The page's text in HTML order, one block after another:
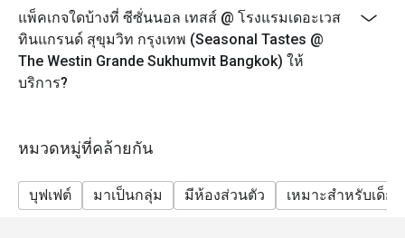
เวลาเพื่อรับส่วนลดสูงสุด 50% สำหรับค่าอาหาร
หากคุณกำลังมองหาประสบการณ์บุฟเฟ่ต์ที่หรูหราและเต็ม
ไปด้วยรสชาติระดับโลก Seasonal Tastes คือตัวเลือกที่ไม่
อาหารเช้า: 850++
ราคาเด็ก:
อายุ 0–5 ปี: ฟรี
สำคัญ: ส่วนลด Eatigo ไม่สามารถใช้ร่วมกับราคาเด็กได้
รวมภาษีมูลค่าเพิ่มและค่าบริการ
แพ็คเกจใดบ้างที่ ซีซั่นนอล เทสส์ @ โรงแรมเดอะเวส
ทินแกรนด์ สุขุมวิท กรุงเทพ (Seasonal Tastes @
The Westin Grande Sukhumvit Bangkok) ให้
บริการ?
หมวดหมู่ที่คล้ายกัน
บุฟเฟต์ มาเป็นกลุ่ม มีห้องส่วนตัว เหมาะสำหรับเด็ก